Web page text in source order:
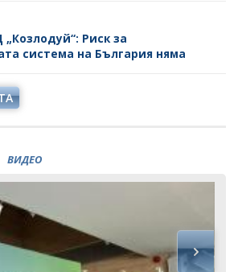
Риск за
система на България няма
ВИДЕО